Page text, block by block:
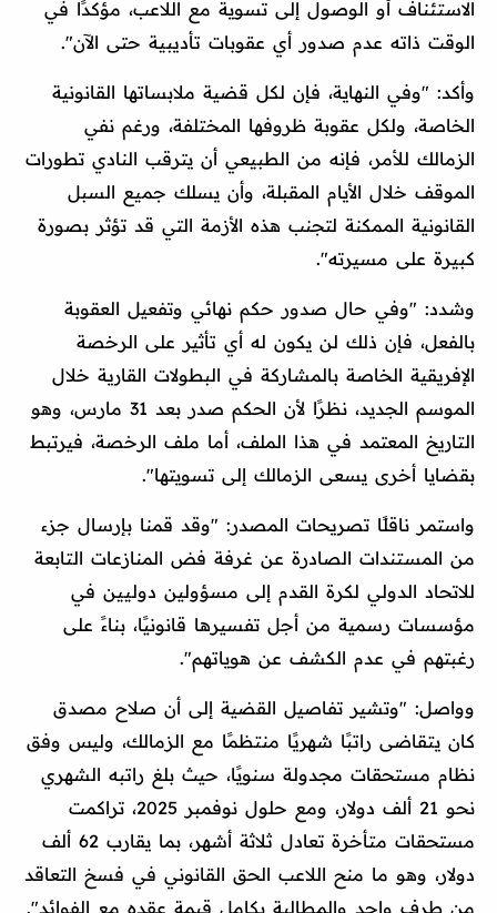
الاستئناف أو الوصول إلى تسوية مع اللاعب، مؤكدًا في
الوقت ذاته عدم صدور أي عقوبات تأديبية حتى الآن".
وأكد: "وفي النهاية، فإن لكل قضية ملابساتها القانونية
الخاصة، ولكل عقوبة ظروفها المختلفة، ورغم نفي
الزمالك للأمر، فإنه من الطبيعي أن يترقب النادي تطورات
الموقف خلال الأيام المقبلة، وأن يسلك جميع السبل
القانونية الممكنة لتجنب هذه الأزمة التي قد تؤثر بصورة
كبيرة على مسيرته".
وشدد: "وفي حال صدور حكم نهائي وتفعيل العقوبة
بالفعل، فإن ذلك لن يكون له أي تأثير على الرخصة
الإفريقية الخاصة بالمشاركة في البطولات القارية خلال
الموسم الجديد، نظرًا لأن الحكم صدر بعد 31 مارس، وهو
التاريخ المعتمد في هذا الملف، أما ملف الرخصة، فيرتبط
بقضايا أخرى يسعى الزمالك إلى تسويتها".
واستمر ناقلًا تصريحات المصدر: "وقد قمنا بإرسال جزء
من المستندات الصادرة عن غرفة فض المنازعات التابعة
للاتحاد الدولي لكرة القدم إلى مسؤولين دوليين في
مؤسسات رسمية من أجل تفسيرها قانونيًا، بناءً على
رغبتهم في عدم الكشف عن هوياتهم".
وواصل: "وتشير تفاصيل القضية إلى أن صلاح مصدق
كان يتقاضى راتبًا شهريًا منتظمًا مع الزمالك، وليس وفق
نظام مستحقات مجدولة سنويًا، حيث بلغ راتبه الشهري
نحو 21 ألف دولار، ومع حلول نوفمبر 2025، تراكمت
مستحقات متأخرة تعادل ثلاثة أشهر، بما يقارب 62 ألف
دولار، وهو ما منح اللاعب الحق القانوني في فسخ التعاقد
من طرف واحد والمطالبة بكامل قيمة عقده مع الفوائد".